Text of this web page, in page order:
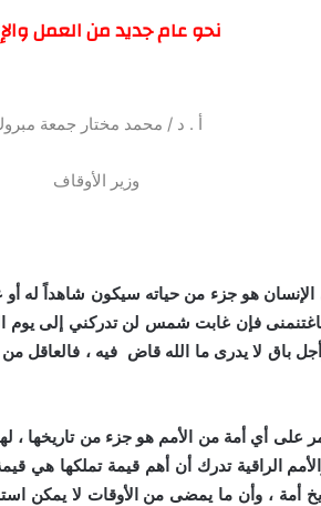
نحو عام جديد من العمل
أ . د / محمد مختار جمعة
وزير الأوقاف
هو جزء من حياته سيكون شاهداً له أو
فإن غابت شمس لن تدركني إلى يوم
باق لا يدرى ما الله قاض فيه ، فالعاقل
أي أمة من الأمم هو جزء من تاريخها ، لها
الراقية تدرك أن أهم قيمة تملكها هي
أمة ، وأن ما يمضى من الأوقات لا يمكن